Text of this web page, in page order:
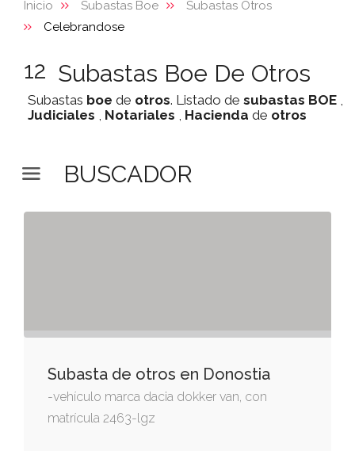
Inicio Subastas Boe
Subastas Otros
Celebrandose
12 Subastas Boe De Otros
Subastas boe de otros. Listado de subastas BOE ,
Judiciales , Notariales , Hacienda de otros
BUSCADOR
Subasta de otros en Donostia
-vehículo marca dacia dokker van, con
matrícula 2463-lgz